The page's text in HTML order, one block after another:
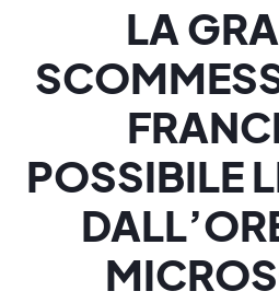
LA
POSSIBILE